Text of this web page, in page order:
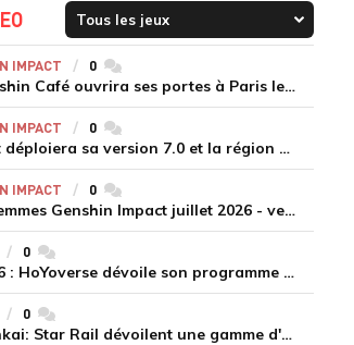
IMPACT 0commentaires
Le premier Genshin Café ouvrira ses portes à Paris le 14 août
IMPACT 0commentaires
Genshin Impact déploiera sa version 7.0 et la région de Snezhnaya le 12 août
IMPACT 0commentaires
Codes primo-gemmes Genshin Impact juillet 2026 - version 7.0
0commentaires
Gamescom 2026 : HoYoverse dévoile son programme et présente deux nouveaux jeux inédits
0commentaires
UGREEN et Honkai: Star Rail dévoilent une gamme d'accessoires de recharge en édition limitée